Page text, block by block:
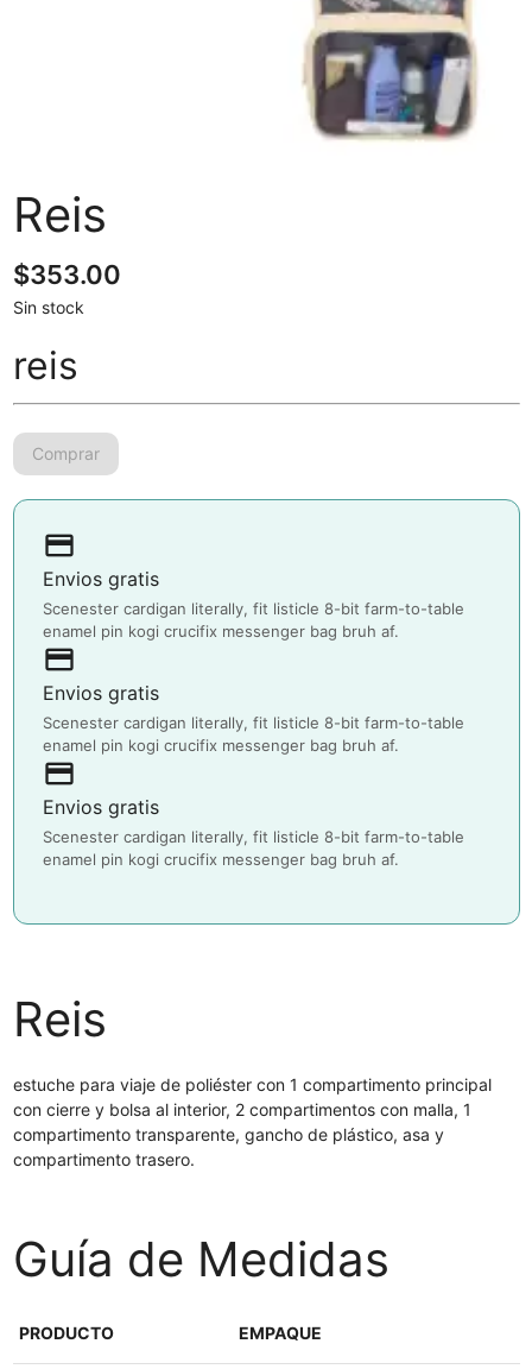
Reis
$353.00
Sin stock
reis
payment
Envios gratis
Scenester cardigan literally, fit listicle 8-bit farm-to-table
enamel pin kogi crucifix messenger bag bruh af.
payment
Envios gratis
Scenester cardigan literally, fit listicle 8-bit farm-to-table
enamel pin kogi crucifix messenger bag bruh af.
payment
Envios gratis
Scenester cardigan literally, fit listicle 8-bit farm-to-table
enamel pin kogi crucifix messenger bag bruh af.
Reis
estuche para viaje de poliéster con 1 compartimento principal
con cierre y bolsa al interior, 2 compartimentos con malla, 1
compartimento transparente, gancho de plástico, asa y
compartimento trasero.
Guía de Medidas
PRODUCTO EMPAQUE